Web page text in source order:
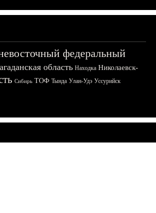
федеральный
область Находка Николаевск-
Сибирь ТОФ Тында Улан-Удэ Уссурийск